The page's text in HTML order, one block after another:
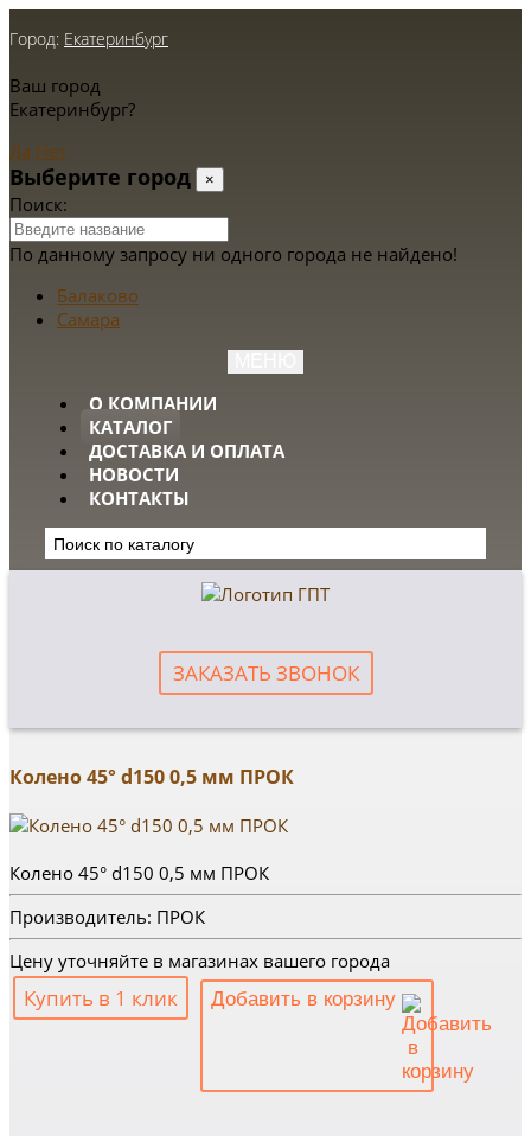
Город: Екатеринбург
Ваш город
Екатеринбург?
Да Нет
Выберите город ×
Поиск:
По данному запросу ни одного города не найдено!
Балаково
Самара
О КОМПАНИИ
КАТАЛОГ
ДОСТАВКА И ОПЛАТА
НОВОСТИ
КОНТАКТЫ
ЗАКАЗАТЬ ЗВОНОК
Колено 45° d150 0,5 мм ПРОК
Колено 45° d150 0,5 мм ПРОК
Производитель: ПРОК
Цену уточняйте в магазинах вашего города
Купить в 1 клик Добавить в корзину